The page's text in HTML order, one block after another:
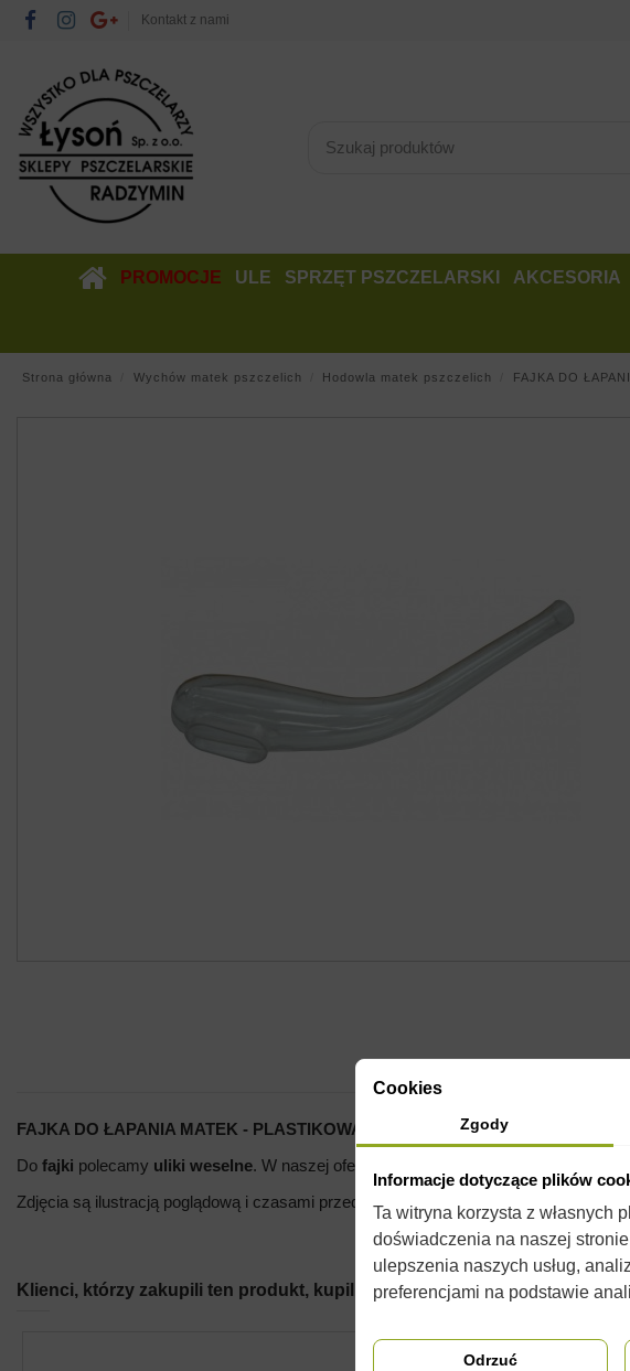
Kontakt z nami
PROMOCJE ULE SPRZĘT PSZCZELARSKI AKCESORIA
Strona główna Wychów matek pszczelich Hodowla matek pszczelich FAJKA DO
FAJKA DO ŁAPANIA MATEK - PLASTIKOWA
Do fajki polecamy uliki weselne. W naszej ofercie można również znaleźć pokarmy
Zdjęcia są ilustracją poglądową i czasami przedmioty mogą różnić się od wyglądu
Klienci, którzy zakupili ten produkt, kupili również:
Cookies
Zgody
Informacje dotyczące plików
Ta witryna korzysta z własnych
doświadczenia na naszej
ulepszenia naszych usług,
preferencjami na podstawie
Odrzuć